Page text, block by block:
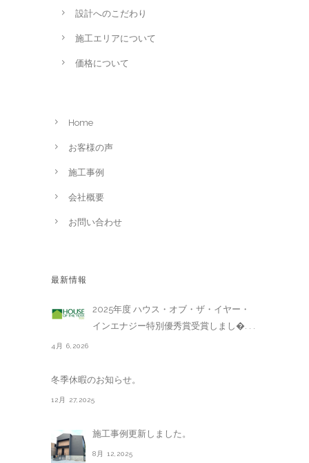
設計へのこだわり
施工エリアについて
価格について
Home
お客様の声
施工事例
会社概要
お問い合わせ
最新情報
2025年度 ハウス・オブ・ザ・イヤー・
インエナジー特別優秀賞受賞しまし�. . .
4月 6,2026
冬季休暇のお知らせ。
12月 27,2025
施工事例更新しました。
8月 12,2025